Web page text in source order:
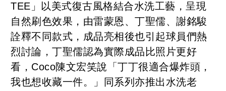
TEE」以美式復古風格結合水洗工藝，呈現
自然刷色效果，由雷蒙恩、丁聖儒、謝銘駿
詮釋不同款式，成品亮相後也引起球員們熱
烈討論，丁聖儒認為實際成品比照片更好
看，Coco陳文宏笑說「丁丁很適合爆炸頭，
我也想收藏一件。」同系列亦推出水洗老